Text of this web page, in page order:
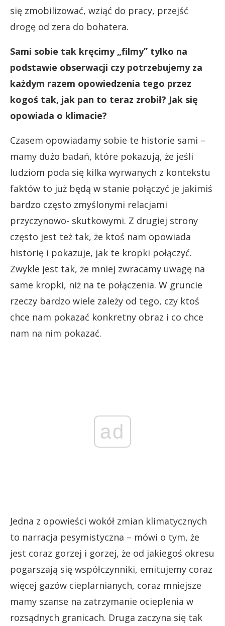
się zmobilizować, wziąć do pracy, przejść
drogę od zera do bohatera.
Sami sobie tak kręcimy „filmy” tylko na
podstawie obserwacji czy potrzebujemy za
każdym razem opowiedzenia tego przez
kogoś tak, jak pan to teraz zrobił? Jak się
opowiada o klimacie?
Czasem opowiadamy sobie te historie sami –
mamy dużo badań, które pokazują, że jeśli
ludziom poda się kilka wyrwanych z kontekstu
faktów to już będą w stanie połączyć je jakimiś
bardzo często zmyślonymi relacjami
przyczynowo- skutkowymi. Z drugiej strony
często jest też tak, że ktoś nam opowiada
historię i pokazuje, jak te kropki połączyć.
Zwykle jest tak, że mniej zwracamy uwagę na
same kropki, niż na te połączenia. W gruncie
rzeczy bardzo wiele zależy od tego, czy ktoś
chce nam pokazać konkretny obraz i co chce
nam na nim pokazać.
ad
Jedna z opowieści wokół zmian klimatycznych
to narracja pesymistyczna – mówi o tym, że
jest coraz gorzej i gorzej, że od jakiegoś okresu
pogarszają się współczynniki, emitujemy coraz
więcej gazów cieplarnianych, coraz mniejsze
mamy szanse na zatrzymanie ocieplenia w
rozsądnych granicach. Druga zaczyna się tak